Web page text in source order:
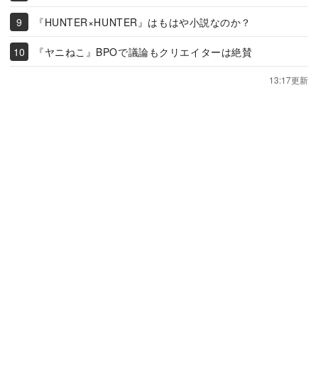
『HUNTER×HUNTER』はもはや小説なのか？
『ヤニねこ』BPOで議論もクリエイターは絶賛
13:17更新